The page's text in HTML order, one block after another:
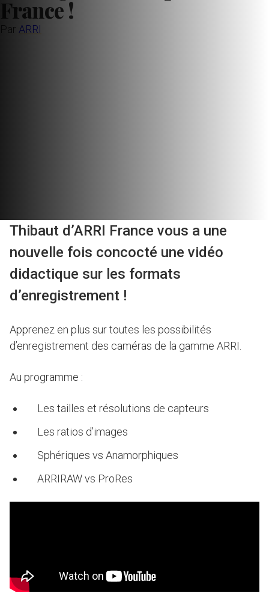
France !
Par ARRI
Thibaut d’ARRI France vous a une
nouvelle fois concocté une vidéo
didactique sur les formats
d’enregistrement !
Apprenez en plus sur toutes les possibilités
d’enregistrement des caméras de la gamme ARRI.
Au programme :
Les tailles et résolutions de capteurs
Les ratios d’images
Sphériques vs Anamorphiques
ARRIRAW vs ProRes